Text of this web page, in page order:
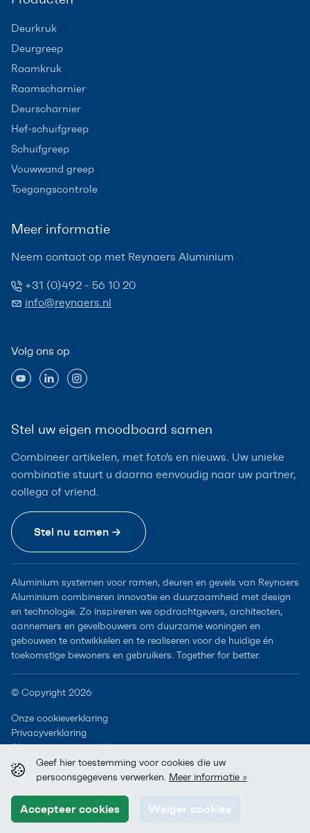
Geef hier toestemming voor cookies die uw
persoonsgegevens verwerken. Meer informatie »
Accepteer cookies Weiger cookies
Deurkruk
Deurgreep
Raamkruk
Raamscharnier
Deurscharnier
Hef-schuifgreep
Schuifgreep
Vouwwand greep
Toegangscontrole
Meer informatie
Neem contact op met Reynaers Aluminium
+31 (0)492 - 56 10 20
info@reynaers.nl
Volg ons op
Stel uw eigen moodboard samen
Combineer artikelen, met foto's en nieuws. Uw unieke
combinatie stuurt u daarna eenvoudig naar uw partner,
collega of vriend.
Stel nu samen
Aluminium systemen voor ramen, deuren en gevels van Reynaers
Aluminium combineren innovatie en duurzaamheid met design
en technologie. Zo inspireren we opdrachtgevers, architecten,
aannemers en gevelbouwers om duurzame woningen en
gebouwen te ontwikkelen en te realiseren voor de huidige én
toekomstige bewoners en gebruikers. Together for better.
© Copyright 2026
Onze cookieverklaring
Privacyverklaring
Algemene voorwaarden
A Reynaers Group Company